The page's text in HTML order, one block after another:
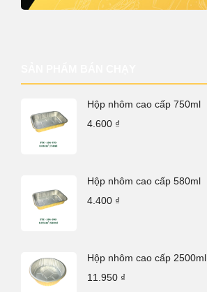
Hộp nhôm cao cấp 750ml
4.600 ₫
Hộp nhôm cao cấp 580ml
4.400 ₫
Hộp nhôm cao cấp 2500ml
11.950 ₫